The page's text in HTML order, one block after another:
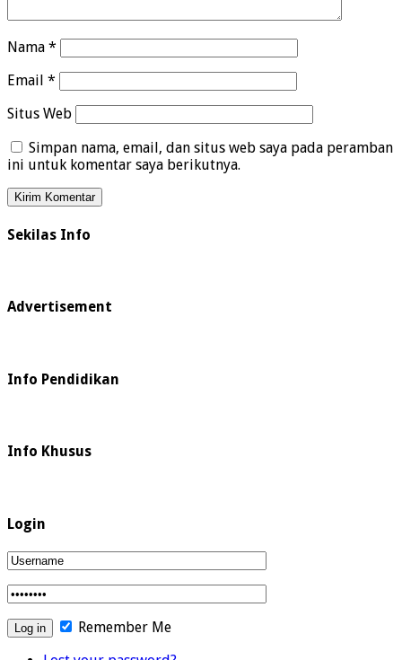
Nama *
Email *
Situs Web
Simpan nama, email, dan situs web saya pada peramban
ini untuk komentar saya berikutnya.
Sekilas Info
Advertisement
Info Pendidikan
Info Khusus
Login
Remember Me